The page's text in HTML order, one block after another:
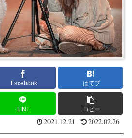
Facebook はてブ
LINE コピー
2021.12.21 2022.02.26